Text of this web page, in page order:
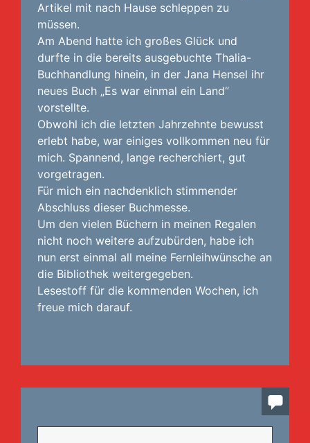
Artikel mit nach Hause schleppen zu
müssen.
Am Abend hatte ich großes Glück und
durfte in die bereits ausgebuchte Thalia-
Buchhandlung hinein, in der Jana Hensel ihr
neues Buch „Es war einmal ein Land“
vorstellte.
Obwohl ich die letzten Jahrzehnte bewusst
erlebt habe, war einiges vollkommen neu für
mich. Spannend, lange recherchiert, gut
vorgetragen.
Für mich ein nachdenklich stimmender
Abschluss dieser Buchmesse.
Um den vielen Büchern in meinen Regalen
nicht noch weitere aufzubürden, habe ich
nun erst einmal all meine Fernleihwünsche an
die Bibliothek weitergegeben.
Lesestoff für die kommenden Wochen, ich
freue mich darauf.